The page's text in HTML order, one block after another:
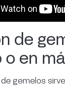
de
o en
gemelos